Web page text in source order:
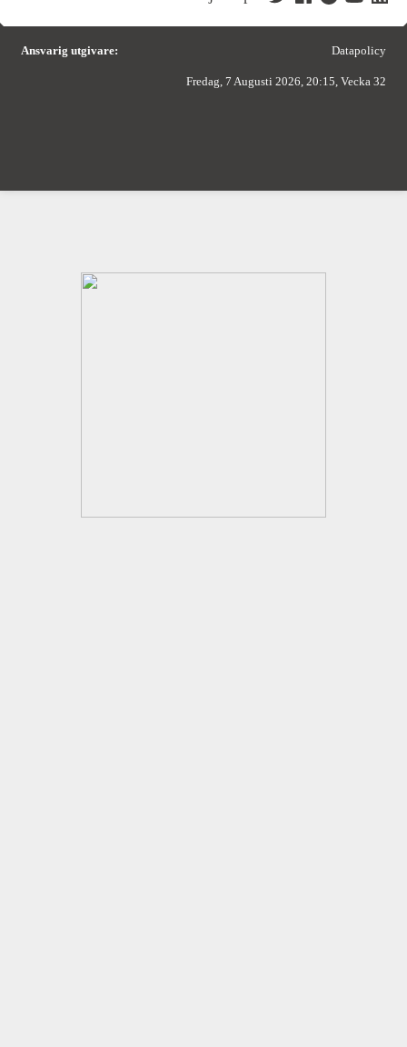
Ansvarig utgivare: Datapolicy
Fredag, 7 Augusti 2026, 20:15, Vecka 32